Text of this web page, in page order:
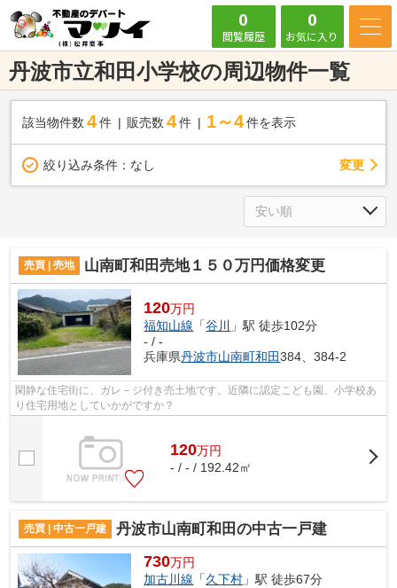
0
閲覧履歴
0
お気に入り
丹波市立和田小学校の周辺物件一覧
該当物件数 4件 販売数 4 件 1～4 件を表示
絞り込み条件： なし 変更
売買 | 売地 山南町和田売地１５０万円価格変更
120万円
福知山線 「谷川
」駅 徒歩102分
- / -
兵庫県丹波市山南町和田384、384-2
閑静な住宅街に、ガレ－ジ付き売土地です。近隣に認定こども園、小学校あ
り住宅用地としていかがですか？
120万円
- / - / 192.42㎡
売買 | 中古一戸建 丹波市山南町和田の中古一戸建
730万円
加古川線 「久下村 」駅 徒歩67分